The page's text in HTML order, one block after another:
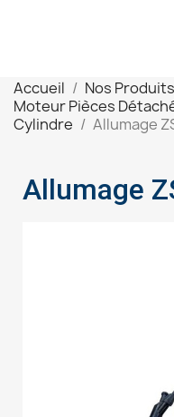
Accueil Nos Produits
Moteur Pièces
Cylindre
Allumage
Allumage